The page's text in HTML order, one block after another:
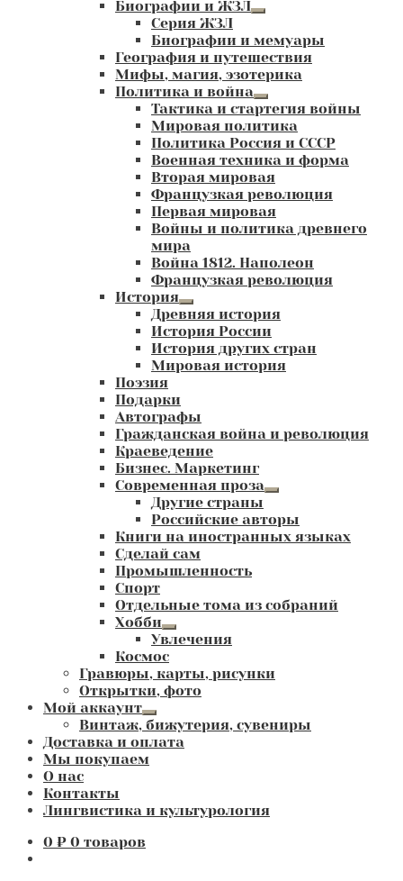
Биографии и ЖЗЛ
Развернутое
меню
Серия ЖЗЛ
Биографии и мемуары
География и путешествия
Мифы, магия, эзотерика
Политика и война
Развернутое
вложенное
меню
Тактика и стартегия войны
Мировая политика
Политика Россия и СССР
Военная техника и форма
Вторая мировая
Французкая революция
Первая мировая
Войны и политика древнего
мира
Война 1812. Наполеон
Французкая революция
История
Развернутое
вложенное
меню
Древняя история
История России
История других стран
Мировая история
Поэзия
Подарки
Автографы
Гражданская война и революция
Краеведение
Бизнес. Маркетинг
Современная проза
Развернутое
меню
Другие страны
Российские авторы
Книги на иностранных языках
Сделай сам
Промышленность
Спорт
Отдельные тома из собраний
Хобби
Развернутое
вложенное
меню
Увлечения
Космос
Гравюры, карты, рисунки
Открытки, фото
Мой аккаунт
Развернутое
вложенное
меню
Винтаж, бижутерия, сувениры
Доставка и оплата
Мы покупаем
О нас
Контакты
Лингвистика и культурология
0 ₽ 0 товаров